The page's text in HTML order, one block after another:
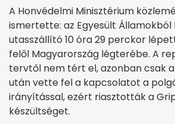
A Honvédelmi Minisztérium
ismertette: az Egyesült
utasszállító 10 óra 29 perckor
felől Magyarország légterébe. A
tervtől nem tért el, azonban csak
után vette fel a kapcsolatot a
irányítással, ezért riasztották a
készültséget.